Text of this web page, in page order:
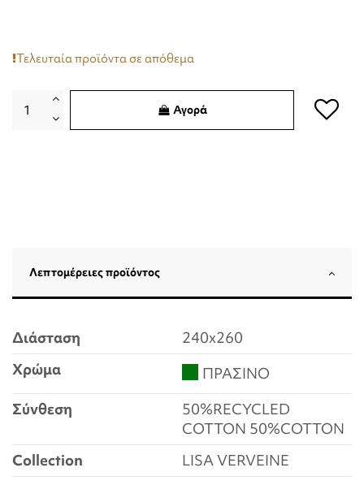
Τελευταία προϊόντα σε απόθεμα
Αγορά
Λεπτομέρειες προϊόντος
Διάσταση
240x260
Χρώμα
ΠΡΑΣΙΝΟ
Σύνθεση
50%RECYCLED
COTTON 50%COTTON
Collection
LISA VERVEINE